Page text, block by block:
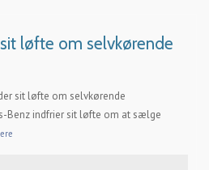
løfte om selvkørende
sit løfte om selvkørende
Benz indfrier sit løfte om at sælge